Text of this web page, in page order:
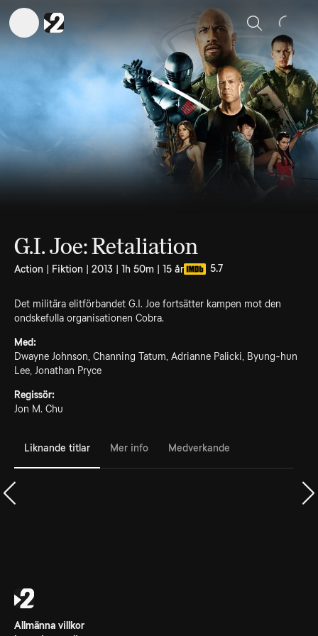
Sök
G.I. Joe: Retaliation
Action | Fiktion | 2013 | 1h 50m | 15 år 5.7
Det militära elitförbandet G.I. Joe fortsätter kampen mot den
ondskefulla organisationen Cobra.
Med:
Dwayne Johnson, Channing Tatum, Adrianne Palicki, Byung-hun
Lee, Jonathan Pryce
Regissör:
Jon M. Chu
Liknande titlar Mer info Medverkande
Allmänna villkor